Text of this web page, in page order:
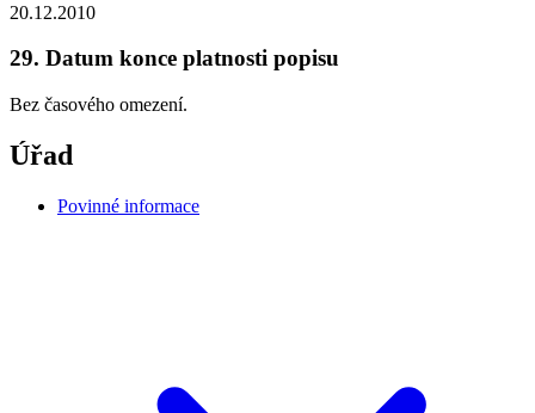
20.12.2010
29. Datum konce platnosti popisu
Bez časového omezení.
Úřad
Povinné informace